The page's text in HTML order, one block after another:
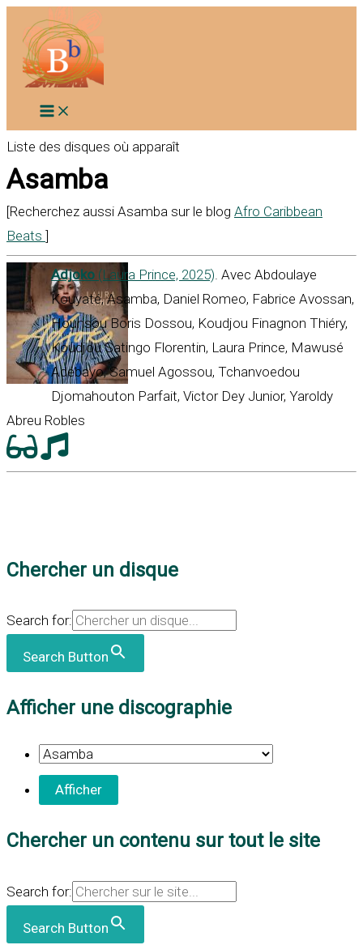
contenu
Liste des disques où apparaît
Asamba
[Recherchez aussi Asamba sur le blog Afro Caribbean
Beats ]
Adjoko (Laura Prince, 2025). Avec Abdoulaye
Kouyaté, Asamba, Daniel Romeo, Fabrice Avossan,
Hounsou Boris Dossou, Koudjou Finagnon Thiéry,
Koudjou Satingo Florentin, Laura Prince, Mawusé
Adébayo, Samuel Agossou, Tchanvoedou
Djomahouton Parfait, Victor Dey Junior, Yaroldy
Abreu Robles
Chercher un disque
Search for:
Search Button
Afficher une discographie
Chercher un contenu sur tout le site
Search for:
Search Button